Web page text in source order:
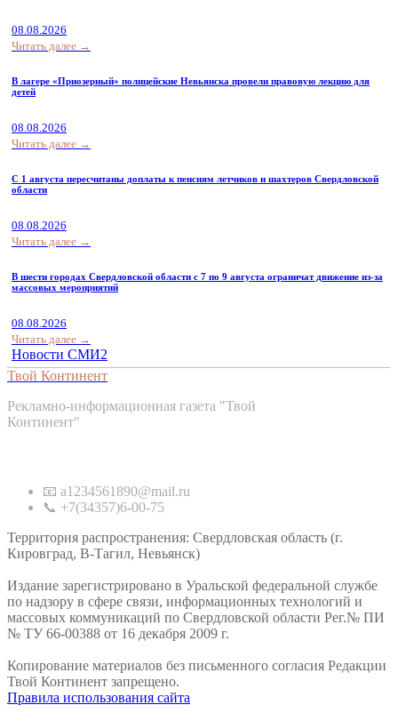
08.08.2026
Читать далее →
В лагере «Приозерный» полицейские Невьянска провели правовую лекцию для
детей
08.08.2026
Читать далее →
С 1 августа пересчитаны доплаты к пенсиям летчиков и шахтеров Свердловской
области
08.08.2026
Читать далее →
В шести городах Свердловской области с 7 по 9 августа ограничат движение из-за
массовых мероприятий
08.08.2026
Читать далее →
Новости СМИ2
Твой Континент
Рекламно-информационная газета "Твой
Континент"
📧 a1234561890@mail.ru
📞 +7(34357)6-00-75
Территория распространения: Свердловская область (г.
Кировград, В-Тагил, Невьянск)
Издание зарегистрировано в Уральской федеральной службе
по надзору в сфере связи, информационных технологий и
массовых коммуникаций по Свердловской области Рег.№ ПИ
№ ТУ 66-00388 от 16 декабря 2009 г.
Копирование материалов без письменного согласия Редакции
Твой Континент запрещено.
Правила использования сайта